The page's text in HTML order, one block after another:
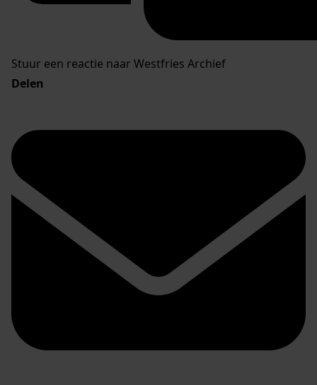
Stuur een reactie naar Westfries Archief
Delen